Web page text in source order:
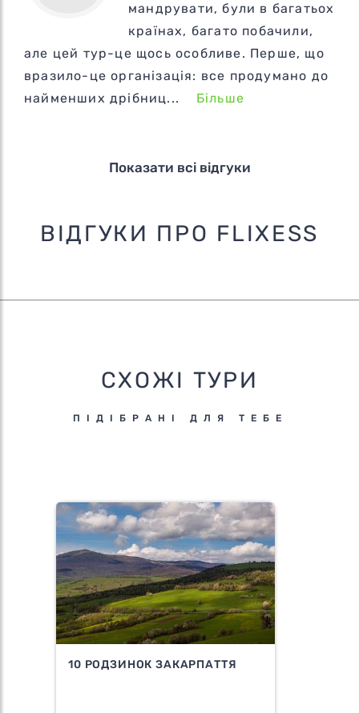
мандрувати, були в багатьох
країнах, багато побачили,
але цей тур-це щось особливе. Перше, що
вразило-це організація: все продумано до
найменших дрібниц... Більше
Показати всі відгуки
ВІДГУКИ ПРО FLIXESS
СХОЖІ ТУРИ
ПІДІБРАНІ ДЛЯ ТЕБЕ
10 РОДЗИНОК ЗАКАРПАТТЯ